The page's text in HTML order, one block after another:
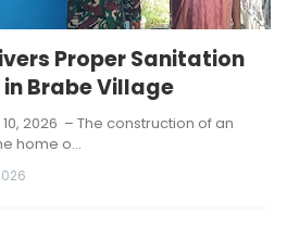
Proper Sanitation
Brabe Village
2026 – The construction of an
home o…